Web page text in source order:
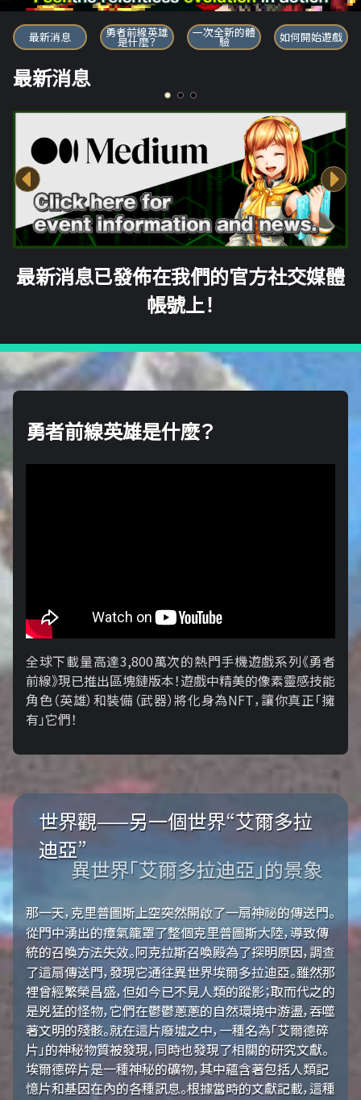
勇者前線英雄
最新消息 勇者前線英雄
是什麼？
一次全新的體
驗 如何開始遊戲
最新消息
最新消息已發佈在我們的官方社交媒體
帳號上！
勇者前線英雄是什麼？
全球下載量高達3,800萬次的熱門手機遊戲系列《勇者
前線》現已推出區塊鏈版本！遊戲中精美的像素靈感技能
角色（英雄）和裝備（武器）將化身為NFT，讓你真正「擁​​
有」它們！
世界觀——另一個世界“艾爾多拉
迪亞”
異世界「艾爾多拉迪亞」的景象
那一天，克里普圖斯上空突然開啟了一扇神祕的傳送門。
從門中湧出的瘴氣籠罩了整個克里普圖斯大陸，導致傳
統的召喚方法失效。阿克拉斯召喚殿為了探明原因，調查
了這扇傳送門，發現它通往異世界埃爾多拉迪亞。雖然那
裡曾經繁榮昌盛，但如今已不見人類的蹤影；取而代之的
是兇猛的怪物，它們在鬱鬱蔥蔥的自然環境中游盪，吞噬
著文明的殘骸。就在這片廢墟之中，一種名為「艾爾德碎
片」的神秘物質被發現，同時也發現了相關的研究文獻。
埃爾德碎片是一種神秘的礦物，其中蘊含著包括人類記
憶片和基因在內的各種訊息。根據當時的文獻記載，這種